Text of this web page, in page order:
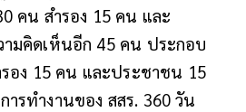
คน สำรอง 15 คน และ
ามคิดเห็นอีก 45 คน ประกอบ
อง 15 คน และประชาชน 15
ารทำงานของ สสร. 360 วัน